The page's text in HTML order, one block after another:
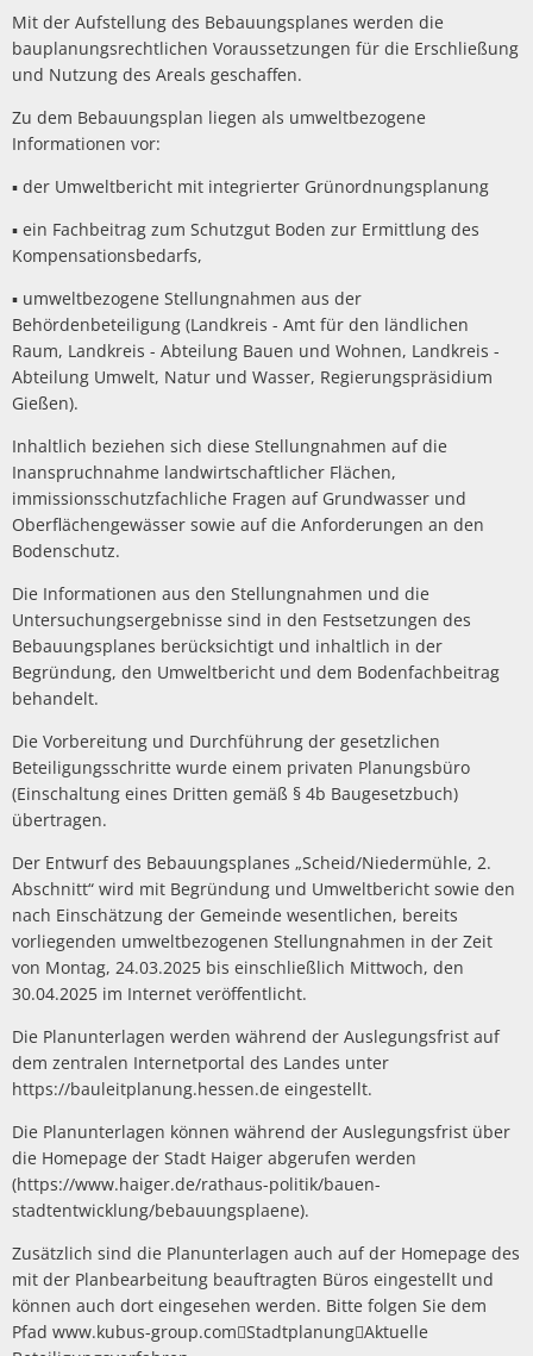
Amtliche
Partnerstädte
Museen
Unterkünfte
Mit der Aufstellung des Bebauungsplanes werden die
bauplanungsrechtlichen Voraussetzungen für die Erschließung
und Nutzung des Areals geschaffen.
Zu dem Bebauungsplan liegen als umweltbezogene
Informationen vor:
▪ der Umweltbericht mit integrierter Grünordnungsplanung
▪ ein Fachbeitrag zum Schutzgut Boden zur Ermittlung des
Kompensationsbedarfs,
▪ umweltbezogene Stellungnahmen aus der
Behördenbeteiligung (Landkreis - Amt für den ländlichen
Raum, Landkreis - Abteilung Bauen und Wohnen, Landkreis -
Abteilung Umwelt, Natur und Wasser, Regierungspräsidium
Gießen).
Inhaltlich beziehen sich diese Stellungnahmen auf die
Inanspruchnahme landwirtschaftlicher Flächen,
immissionsschutzfachliche Fragen auf Grundwasser und
Oberflächengewässer sowie auf die Anforderungen an den
Bodenschutz.
Die Informationen aus den Stellungnahmen und die
Untersuchungsergebnisse sind in den Festsetzungen des
Bebauungsplanes berücksichtigt und inhaltlich in der
Begründung, den Umweltbericht und dem Bodenfachbeitrag
behandelt.
Die Vorbereitung und Durchführung der gesetzlichen
Beteiligungsschritte wurde einem privaten Planungsbüro
(Einschaltung eines Dritten gemäß § 4b Baugesetzbuch)
übertragen.
Der Entwurf des Bebauungsplanes „Scheid/Niedermühle, 2.
Abschnitt“ wird mit Begründung und Umweltbericht sowie den
nach Einschätzung der Gemeinde wesentlichen, bereits
vorliegenden umweltbezogenen Stellungnahmen in der Zeit
von Montag, 24.03.2025 bis einschließlich Mittwoch, den
30.04.2025 im Internet veröffentlicht.
Die Planunterlagen werden während der Auslegungsfrist auf
dem zentralen Internetportal des Landes unter
https://bauleitplanung.hessen.de eingestellt.
Die Planunterlagen können während der Auslegungsfrist über
die Homepage der Stadt Haiger abgerufen werden
(https://www.haiger.de/rathaus-politik/bauen-
stadtentwicklung/bebauungsplaene).
Zusätzlich sind die Planunterlagen auch auf der Homepage des
mit der Planbearbeitung beauftragten Büros eingestellt und
können auch dort eingesehen werden. Bitte folgen Sie dem
Pfad www.kubus-group.comStadtplanungAktuelle